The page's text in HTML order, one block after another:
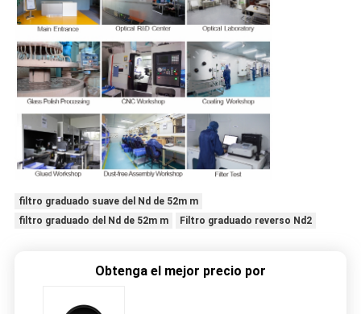
filtro graduado suave del Nd de 52m m
filtro graduado del Nd de 52m m
Filtro graduado reverso Nd2
Obtenga el mejor precio por